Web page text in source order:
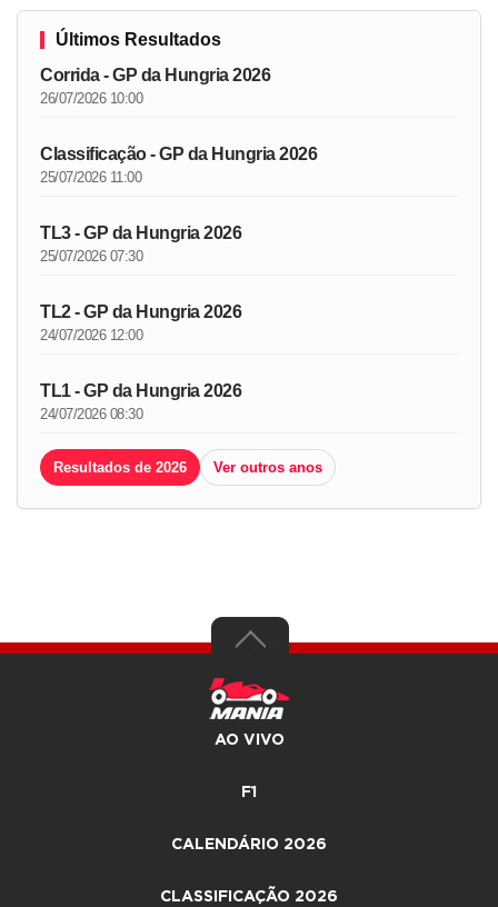
Últimos Resultados
Corrida - GP da Hungria 2026
26/07/2026 10:00
Classificação - GP da Hungria 2026
25/07/2026 11:00
TL3 - GP da Hungria 2026
25/07/2026 07:30
TL2 - GP da Hungria 2026
24/07/2026 12:00
TL1 - GP da Hungria 2026
24/07/2026 08:30
Resultados de 2026 Ver outros anos
AO VIVO
F1
CALENDÁRIO 2026
CLASSIFICAÇÃO 2026